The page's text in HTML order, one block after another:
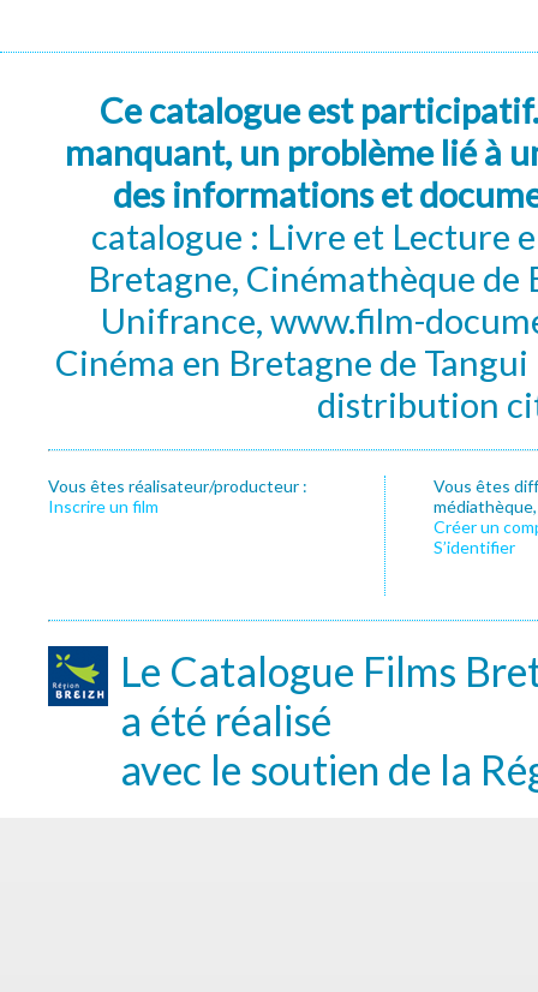
Ce catalogue est
manquant, un problème lié à
des informations et
catalogue : Livre et Lecture
Bretagne, Cinémathèque de
Unifrance, www.film-
Cinéma en Bretagne de
distribution
Vous êtes réalisateur/producteur :
Inscrire un film
Vous êtes
Créer un
S’identifier
Le Catalogue Films
a été réalisé
avec le soutien de la